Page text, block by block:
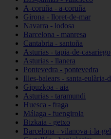
A-coruña - a-coruña
Girona - lloret-de-mar
Navarra - lodosa
Barcelona - manresa
Cantabria - santoña
Asturias - tapia-de-casariego
Asturias - llanera
Pontevedra - pontevedra
Illes-balears - santa-eulària-
Gipuzkoa - aia
Asturias - taramundi
Huesca - fraga
Málaga - fuengirola
Bizkaia - getxo
Barcelona - vilanova-i-la-